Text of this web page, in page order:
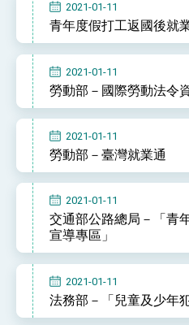
外交部與數位發展
位實力，達成固邦
民調顯示多數國人
「總合外交」與台
總統主持「守護民
會 強調以實力守
命運
變局中 奮起的新
總統發表執政周
團結 迎風轉型
賴總統就職演說影
總統重要談話
外交部重要言論
2021-01-11
青年度假打工返國後就
2021-01-11
勞動部－國際勞動法令
2021-01-11
勞動部－臺灣就業通
2021-01-11
交通部公路總局－「青
宣導專區」
2021-01-11
法務部－「兒童及少年